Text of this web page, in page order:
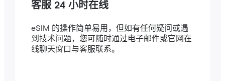
客服 24 小时在线
eSIM 的操作简单易用，但如有任何疑问或遇
到技术问题，您可随时通过电子邮件或官网在
线聊天窗口与客服联系。